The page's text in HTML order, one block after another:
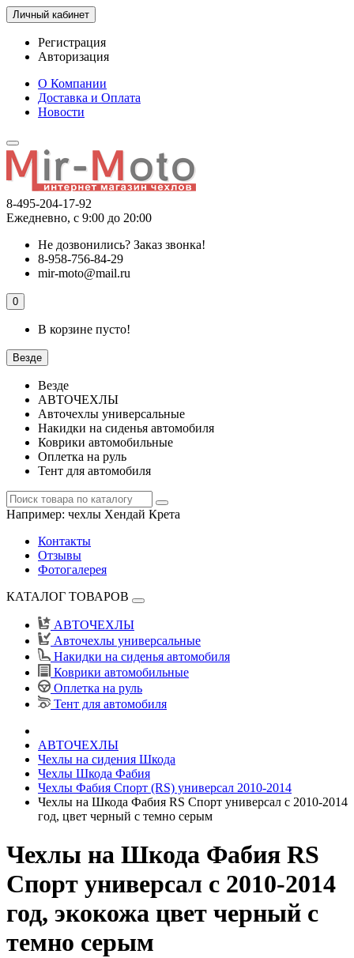
Личный кабинет
Регистрация
Авторизация
О Компании
Доставка и Оплата
Новости
8-495-204-17-92
Ежедневно, с 9:00 до 20:00
Не дозвонились? Заказ звонка!
8-958-756-84-29
mir-moto@mail.ru
0
В корзине пусто!
Везде
Везде
АВТОЧЕХЛЫ
Авточехлы универсальные
Накидки на сиденья автомобиля
Коврики автомобильные
Оплетка на руль
Тент для автомобиля
Например: чехлы Хендай Крета
Контакты
Отзывы
Фотогалерея
КАТАЛОГ ТОВАРОВ
АВТОЧЕХЛЫ
Авточехлы универсальные
Накидки на сиденья автомобиля
Коврики автомобильные
Оплетка на руль
Тент для автомобиля
АВТОЧЕХЛЫ
Чехлы на сидения Шкода
Чехлы Шкода Фабия
Чехлы Фабия Спорт (RS) универсал 2010-2014
Чехлы на Шкода Фабия RS Спорт универсал с 2010-2014
год, цвет черный с темно серым
Чехлы на Шкода Фабия RS
Спорт универсал с 2010-2014
год, экокожа цвет черный с
темно серым